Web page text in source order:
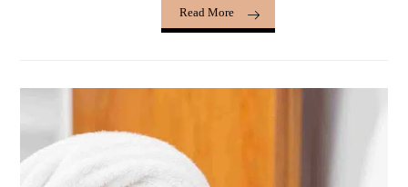
Read More